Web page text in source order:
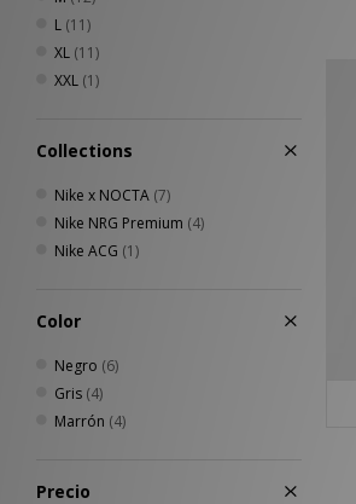
L (11)
XL (11)
XXL (1)
Collections
Nike x NOCTA (7)
Nike NRG Premium (4)
Nike ACG (1)
Color
Negro (6)
Gris (4)
Marrón (4)
Precio